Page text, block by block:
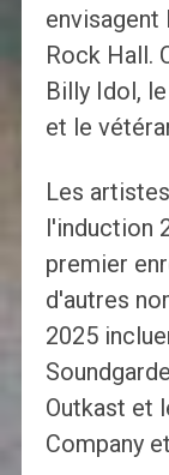
envisagent
Rock Hall.
Billy Idol,
et le
Les
l'induction
premier
d'autres
2025
Outkast et
Company